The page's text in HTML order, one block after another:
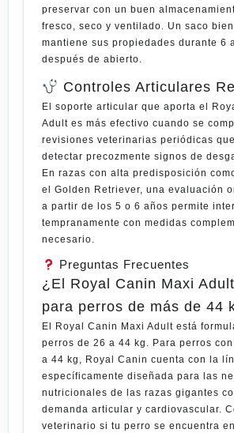
preservar con un buen
fresco, seco y ventilado. Un saco
mantiene sus propiedades durante 6
después de abierto.
Controles Articulares
El soporte articular que aporta el
Adult es más efectivo cuando se
revisiones veterinarias periódicas
detectar precozmente signos de
En razas con alta predisposición
el Golden Retriever, una evaluación
a partir de los 5 o 6 años permite
tempranamente con medidas
necesario.
Preguntas Frecuentes
¿El Royal Canin Maxi
para perros de más de 44
El Royal Canin Maxi Adult está
perros de 26 a 44 kg. Para perros
a 44 kg, Royal Canin cuenta con la
específicamente diseñada para las
nutricionales de las razas gigantes
demanda articular y cardiovascular.
veterinario si tu perro se encuentra